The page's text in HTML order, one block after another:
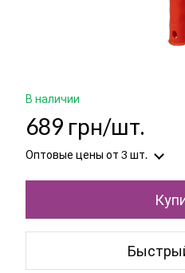
В наличии
689 грн/шт.
Оптовые цены от 3 шт.